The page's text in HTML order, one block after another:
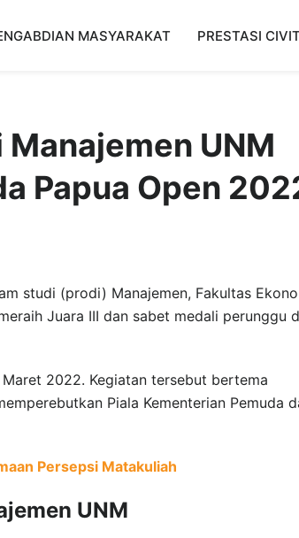
MASYARAKAT PRESTASI
UNM
Papua Open
studi (prodi) Manajemen, Fakultas
Juara III dan sabet medali perunggu
2022. Kegiatan tersebut bertema
Piala Kementerian Pemuda
Persepsi Matakuliah
UNM